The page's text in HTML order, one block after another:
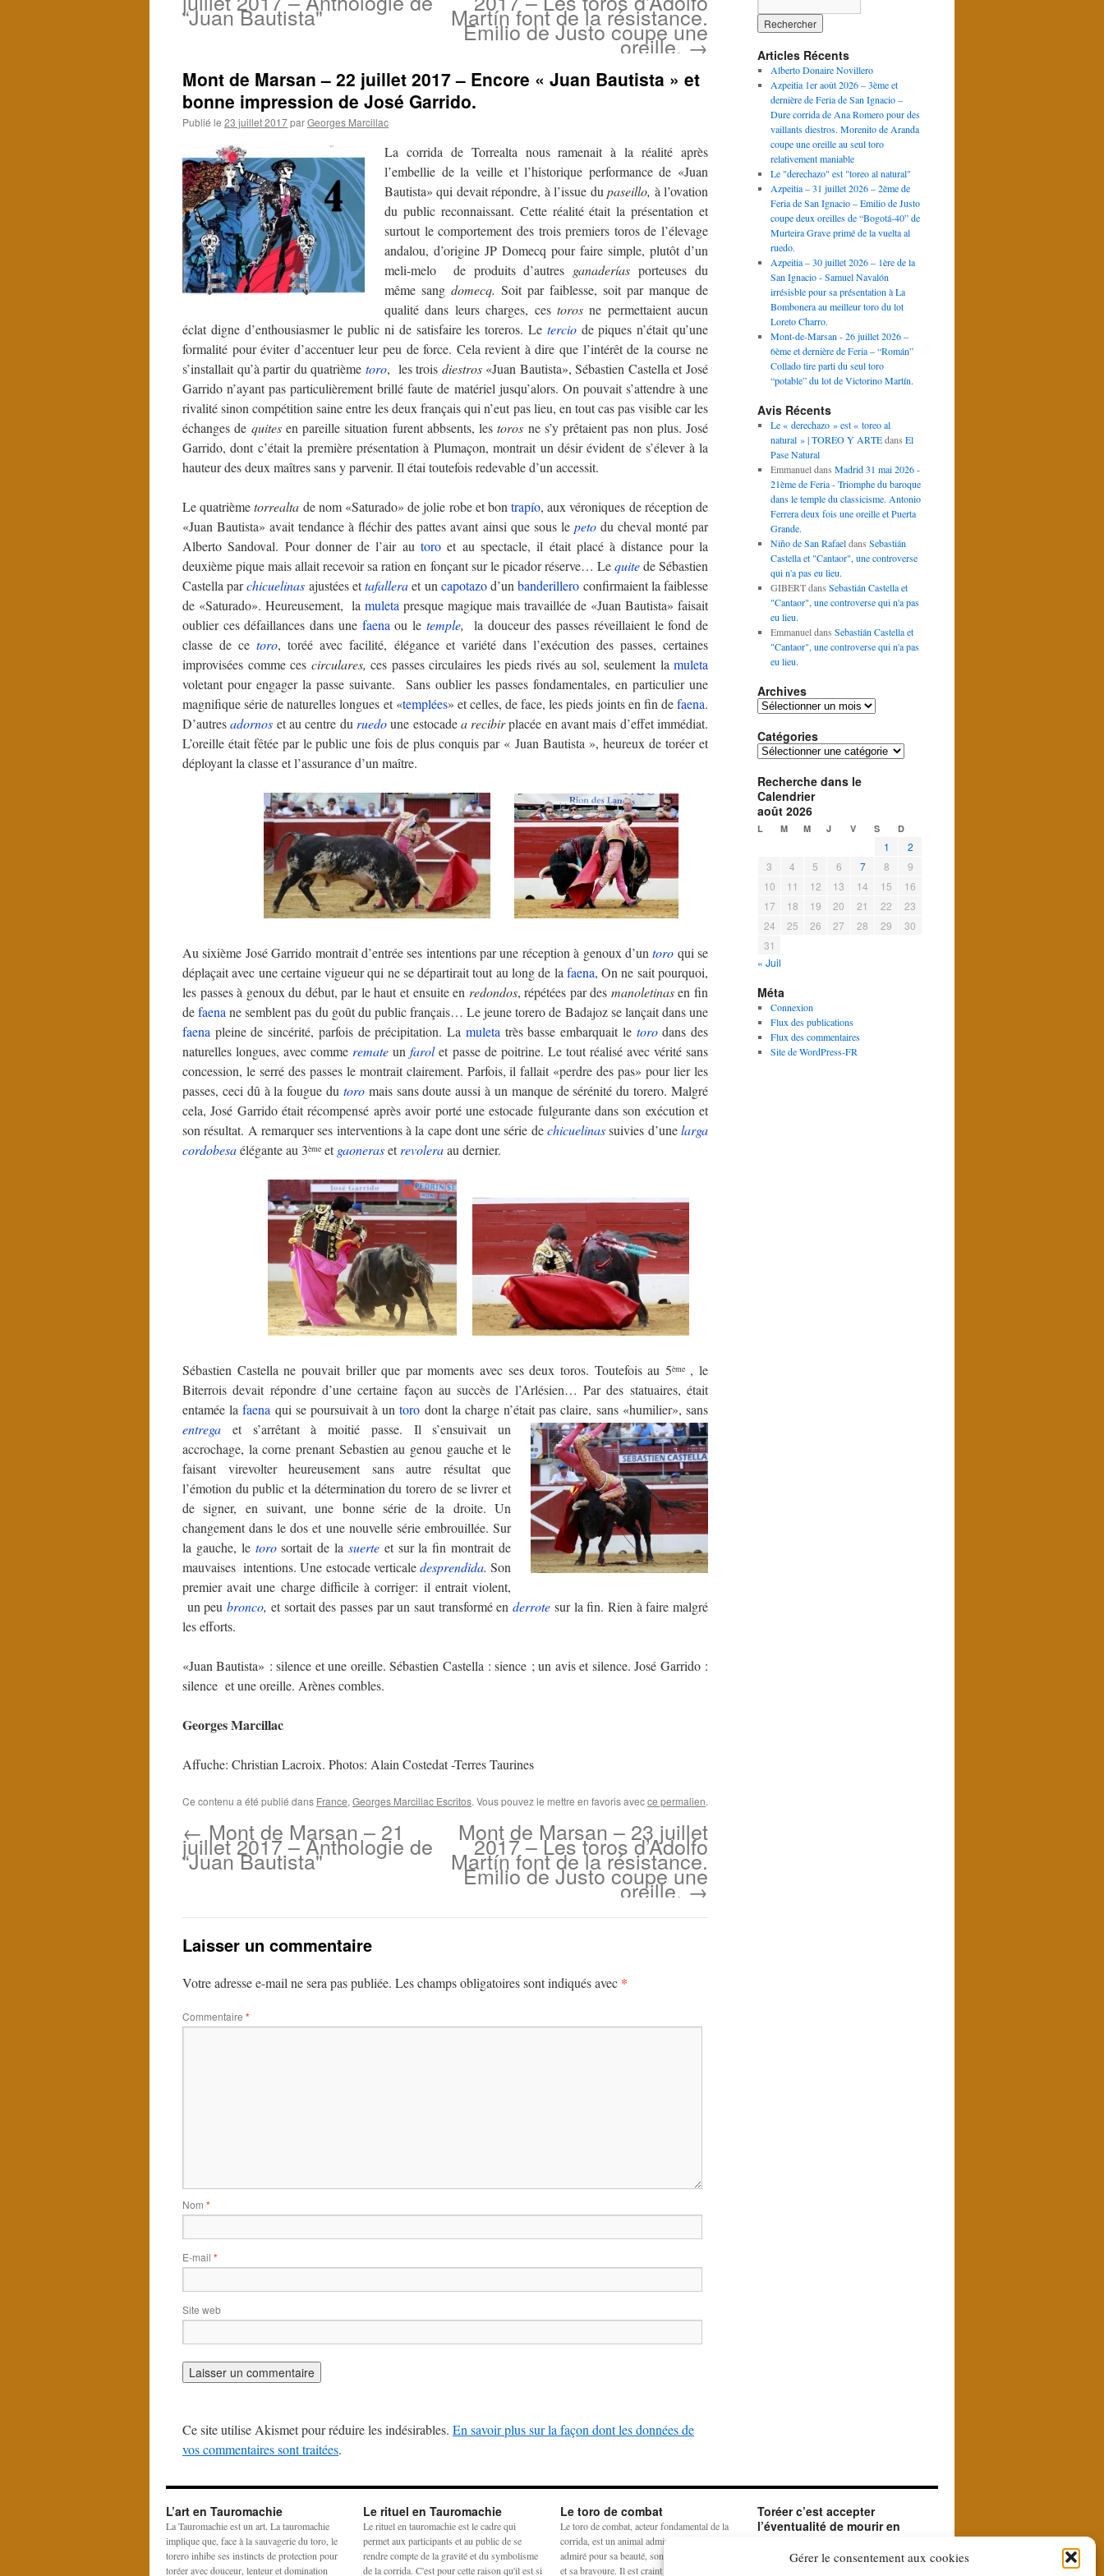
Gérer le consentement aux cookies
“Juan Bautista" Martín font de la résistance.
Emilio de Justo coupe une
oreille.→
Mont de Marsan – 22 juillet 2017 – Encore « Juan Bautista » et
bonne impression de José Garrido.
Publié le 23 juillet 2017parGeorges Marcillac
La corrida de Torrealta nous ramenait à la réalité après
l’embellie de la veille et l’historique performance de «Juan
Bautista» qui devait répondre, à l’issue dupaseillo, à l’ovation
du public reconnaissant. Cette réalité était la présentation et
surtout le comportement des trois premiers toros de l’élevage
andalou, d’origine JP Domecq pour faire simple, plutôt d’un
meli-melo de produits d’autres ganaderías porteuses du
même sang domecq. Soit par faiblesse, soit par manque de
qualité dans leurs charges, ces torosne permettaient aucun
éclat digne d’enthousiasmer le public ni de satisfaire les toreros. Le terciode piques n’était qu’une
formalité pour éviter d’accentuer leur peu de force. Cela revient à dire que l’intérêt de la course ne
s’installait qu’à partir du quatrième toro, les trois diestros«Juan Bautista», Sébastien Castella et José
Garrido n’ayant pas particulièrement brillé faute de matériel jusqu’alors. On pouvait s’attendre à une
rivalité sinon compétition saine entre les deux français qui n’eut pas lieu, en tout cas pas visible car les
échanges de quitesen pareille situation furent abbsents, lestoros ne s’y prêtaient pas non plus. José
Garrido, dont c’était la première présentation à Plumaçon, montrait un désir évident de s’élever à la
hauteur des deux maîtres sans y parvenir. Il étai toutefois redevable d’un accessit.
Le quatrièmetorrealta de nom «Saturado» de jolie robe et bontrapío, aux véroniques de réception de
«Juan Bautista» avait tendance à fléchir des pattes avant ainsi que sous le petodu cheval monté par
Alberto Sandoval. Pour donner de l’air autoro et au spectacle, il était placé à distance pour la
deuxième pique mais allait recevoir sa ration en fonçant sur le picador réserve… Lequitede Sébastien
Castella parchicuelinas ajustées ettafalleraet un capotazod’unbanderillero confirmaient la faiblesse
de «Saturado». Heureusement, lamuleta presque magique mais travaillée de «Juan Bautista» faisait
oublier ces défaillances dans une faena ou le temple,la douceur des passes réveillaient le fond de
classe de cetoro, toréé avec facilité, élégance et variété dans l’exécution des passes, certaines
improvisées comme ces circulares, ces passes circulaires les pieds rivés au sol, seulement la muleta
voletant pour engager la passe suivante. Sans oublier les passes fondamentales, en particulier une
magnifique série de naturelles longues et «templées» et celles, de face, les pieds joints en fin defaena.
D’autresadornos et au centre du ruedoune estocadea recibirplacée en avant mais d’effet immédiat.
L’oreille était fêtée par le public une fois de plus conquis par « Juan Bautista », heureux de toréer et
déployant la classe et l’assurance d’un maître.
Au sixième José Garrido montrait d’entrée ses intentions par une réception à genoux d’untoro qui se
déplaçait avec une certaine vigueur qui ne se départirait tout au long de la faena, On ne sait pourquoi,
les passes à genoux du début, par le haut et ensuite en redondos, répétées par des manoletinasen fin
defaena ne semblent pas du goût du public français… Le jeune torero de Badajoz se lançait dans une
faena pleine de sincérité, parfois de précipitation. La muleta très basse embarquait le torodans des
naturelles longues, avec comme remate unfarolet passe de poitrine. Le tout réalisé avec vérité sans
concession, le serré des passes le montrait clairement. Parfois, il fallait «perdre des pas» pour lier les
passes, ceci dû à la fougue du toromais sans doute aussi à un manque de sérénité du torero. Malgré
cela, José Garrido était récompensé après avoir porté une estocade fulgurante dans son exécution et
son résultat. A remarquer ses interventions à la cape dont une série dechicuelinas suivies d’unelarga
cordobesaélégante au 3ème etgaonerasetrevoleraau dernier.
Sébastien Castella ne pouvait briller que par moments avec ses deux toros. Toutefois au 5ème, le
Biterrois devait répondre d’une certaine façon au succès de l’Arlésien… Par des statuaires, était
entamée lafaena qui se poursuivait à untoro dont la charge n’était pas claire, sans «humilier», sans
entrega
et s’arrêtant à moitié passe. Il s’ensuivait un
accrochage, la corne prenant Sebastien au genou gauche et le
faisant virevolter heureusement sans autre résultat que
l’émotion du public et la détermination du torero de se livrer et
de signer, en suivant, une bonne série de la droite. Un
changement dans le dos et une nouvelle série embrouillée. Sur
la gauche, le torosortait de la suerte et sur la fin montrait de
mauvaises intentions. Une estocade verticaledesprendida.Son
premier avait une charge difficile à corriger: il entrait violent,
un peubronco, et sortait des passes par un saut transformé enderrote sur la fin. Rien à faire malgré
les efforts.
«Juan Bautista» : silence et une oreille. Sébastien Castella : sience ; un avis et silence. José Garrido :
silence et une oreille. Arènes combles.
Georges Marcillac
Affuche: Christian Lacroix. Photos: Alain Costedat -Terres Taurines
Ce contenu a été publié dans France, Georges Marcillac Escritos. Vous pouvez le mettre en favoris avecce permalien.
← Mont de Marsan – 21
juillet 2017 – Anthologie de
“Juan Bautista"
Mont de Marsan – 23 juillet
2017 – Les toros d’Adolfo
Martín font de la résistance.
Emilio de Justo coupe une
oreille.→
Laisser un commentaire
Votre adresse e-mail ne sera pas publiée. Les champs obligatoires sont indiqués avec *
Commentaire *
Nom *
E-mail *
Site web
Ce site utilise Akismet pour réduire les indésirables. En savoir plus sur la façon dont les données de
vos commentaires sont traitées.
Articles Récents
Alberto Donaire Novillero
Azpeitia 1er août 2026 – 3ème et
dernière de Feria de San Ignacio –
Dure corrida de Ana Romero pour des
vaillants diestros. Morenito de Aranda
coupe une oreille au seul toro
relativement maniable
Le "derechazo" est "toreo al natural"
Azpeitia – 31 juillet 2026 – 2ème de
Feria de San Ignacio – Emilio de Justo
coupe deux oreilles de “Bogotá-40” de
Murteira Grave primé de la vuelta al
ruedo.
Azpeitia – 30 juillet 2026 – 1ère de la
San Ignacio - Samuel Navalón
irrésisble pour sa présentation à La
Bombonera au meilleur toro du lot
Loreto Charro.
Mont-de-Marsan - 26 juillet 2026 –
6ème et dernière de Feria – “Román”
Collado tire parti du seul toro
“potable” du lot de Victorino Martín.
Avis Récents
Le « derechazo » est « toreo al
natural » | TOREO Y ARTEdans El
Pase Natural
Emmanueldans Madrid 31 mai 2026 -
21ème de Feria - Triomphe du baroque
dans le temple du classicisme. Antonio
Ferrera deux fois une oreille et Puerta
Grande.
Niño de San Rafaeldans Sebastián
Castella et "Cantaor", une controverse
qui n'a pas eu lieu.
GIBERTdans Sebastián Castella et
"Cantaor", une controverse qui n'a pas
eu lieu.
Emmanueldans Sebastián Castella et
"Cantaor", une controverse qui n'a pas
eu lieu.
Archives
Archives
Catégories
Catégories
Recherche dans le
Calendrier
août 2026
L M M J V S D
1
2
3
4 5 6 7 8
9
10
11 12 13 14 15
16
17
18 19 20 21 22
23
24
25 26 27 28 29
30
31
« Juil
Méta
Connexion
Flux des publications
Flux des commentaires
Site de WordPress-FR
L’art en Tauromachie
La Tauromachie est un art. La tauromachie
implique que, face à la sauvagerie du toro, le
torero inhibe ses instincts de protection pour
toréer avec douceur, lenteur et domination
Le rituel en Tauromachie
Le rituel en tauromachie est le cadre qui
permet aux participants et au public de se
rendre compte de la gravité et du symbolisme
de la corrida. C'est pour cette raison qu'il est si
Le toro de combat
Le toro de combat, acteur fondamental de la
corrida, est un animal admiré et craint. Il est
admiré pour sa beauté, son harmonie physique
et sa bravoure. Il est craint pour sa
Toréer c’est accepter
l’éventualité de mourir en
Le matador accepte en toréant l'éventualité de